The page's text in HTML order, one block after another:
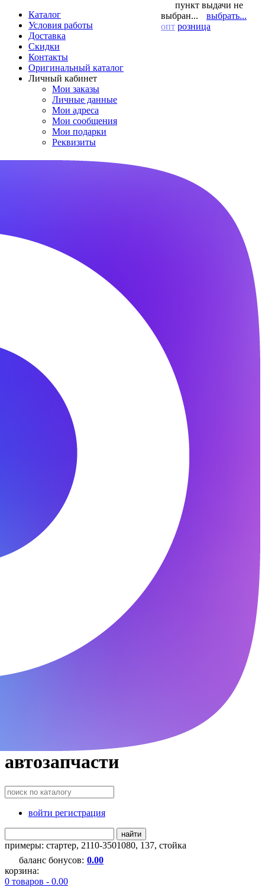
Каталог
Условия работы
Доставка
Скидки
Контакты
Оригинальный каталог
Личный кабинет
Мои заказы
Личные данные
Мои адреса
Мои сообщения
Мои подарки
Реквизиты
пункт выдачи не
выбран...
выбрать...
опт розница
автозапчасти
войти регистрация
найти
примеры: стартер, 2110-3501080, 137, стойка
баланс бонусов: 0.00
корзина:
0 товаров - 0.00